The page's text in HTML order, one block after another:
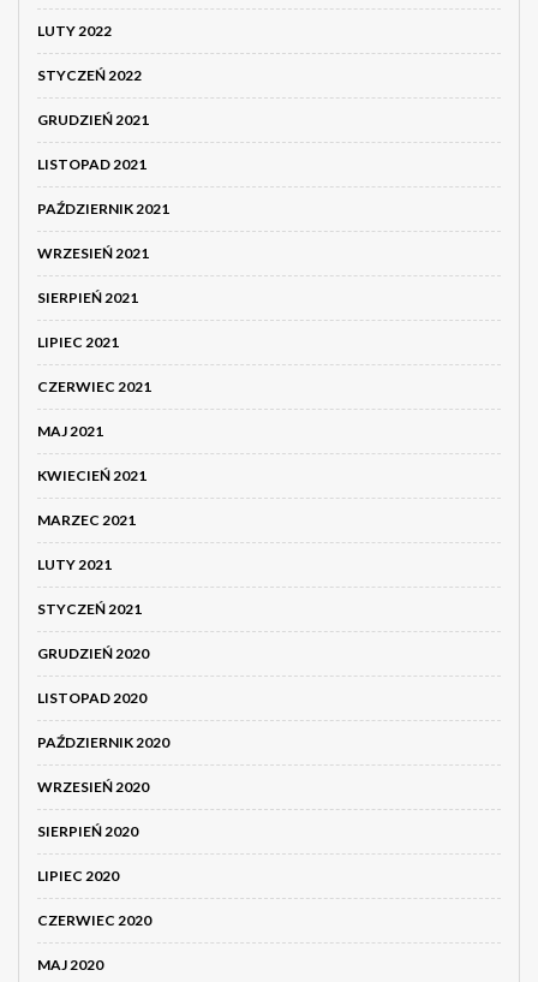
LUTY 2022
STYCZEŃ 2022
GRUDZIEŃ 2021
LISTOPAD 2021
PAŹDZIERNIK 2021
WRZESIEŃ 2021
SIERPIEŃ 2021
LIPIEC 2021
CZERWIEC 2021
MAJ 2021
KWIECIEŃ 2021
MARZEC 2021
LUTY 2021
STYCZEŃ 2021
GRUDZIEŃ 2020
LISTOPAD 2020
PAŹDZIERNIK 2020
WRZESIEŃ 2020
SIERPIEŃ 2020
LIPIEC 2020
CZERWIEC 2020
MAJ 2020